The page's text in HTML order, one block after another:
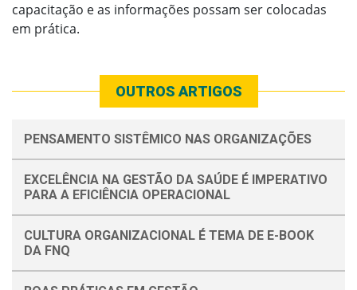
capacitação e as informações possam ser colocadas
em prática.
OUTROS ARTIGOS
PENSAMENTO SISTÊMICO NAS ORGANIZAÇÕES
EXCELÊNCIA NA GESTÃO DA SAÚDE É IMPERATIVO
PARA A EFICIÊNCIA OPERACIONAL
CULTURA ORGANIZACIONAL É TEMA DE E-BOOK
DA FNQ